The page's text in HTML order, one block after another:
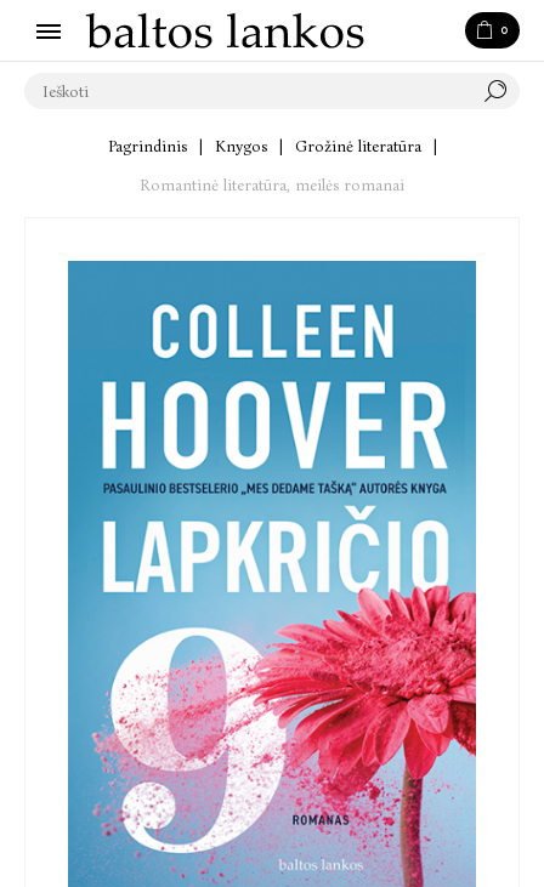
0
Pagrindinis Knygos Grožinė literatūra
Romantinė literatūra, meilės romanai